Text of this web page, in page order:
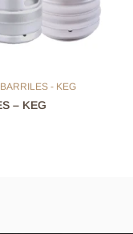
BARRILES - KEG
– KEG